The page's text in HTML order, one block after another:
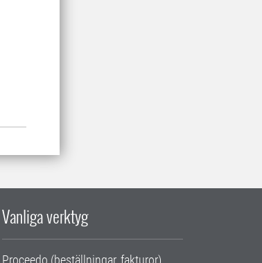
Vanliga verktyg
Proceedo (beställningar, fakturor)